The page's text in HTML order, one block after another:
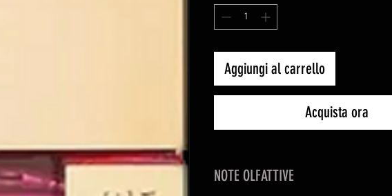
Aggiungi al carrello
Acquista ora
NOTE OLFATTIVE